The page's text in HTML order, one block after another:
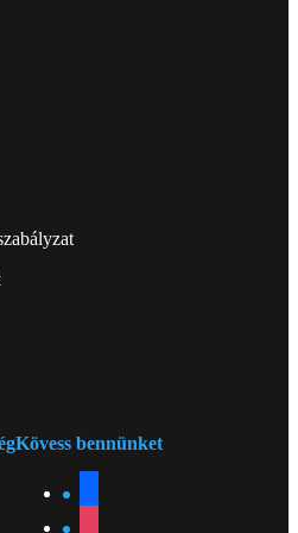
Kövess bennünket